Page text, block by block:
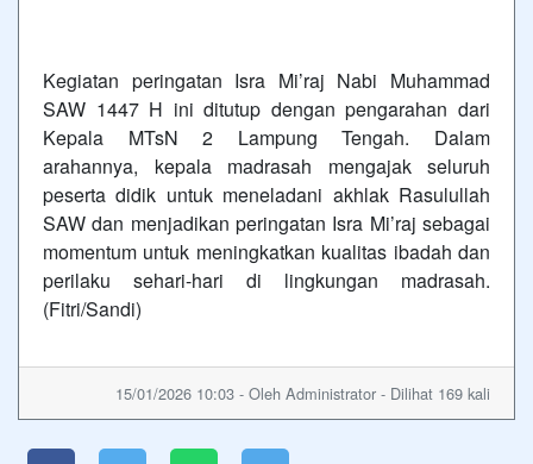
Kegiatan peringatan Isra Mi’raj Nabi Muhammad
SAW 1447 H ini ditutup dengan pengarahan dari
Kepala MTsN 2 Lampung Tengah. Dalam
arahannya, kepala madrasah mengajak seluruh
peserta didik untuk meneladani akhlak Rasulullah
SAW dan menjadikan peringatan Isra Mi’raj sebagai
momentum untuk meningkatkan kualitas ibadah dan
perilaku sehari-hari di lingkungan madrasah.
(Fitri/Sandi)
15/01/2026 10:03 - Oleh Administrator - Dilihat 169 kali